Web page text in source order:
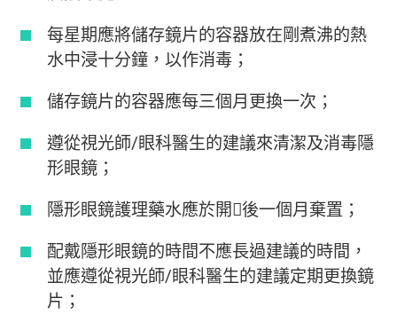
每星期應將儲存鏡片的容器放在剛煮沸的熱
水中浸十分鐘，以作消毒；
儲存鏡片的容器應每三個月更換一次；
遵從視光師/眼科醫生的建議來清潔及消毒隱
形眼鏡；
隱形眼鏡護理藥水應於開後一個月棄置；
配戴隱形眼鏡的時間不應長過建議的時間，
並應遵從視光師/眼科醫生的建議定期更換鏡
片；